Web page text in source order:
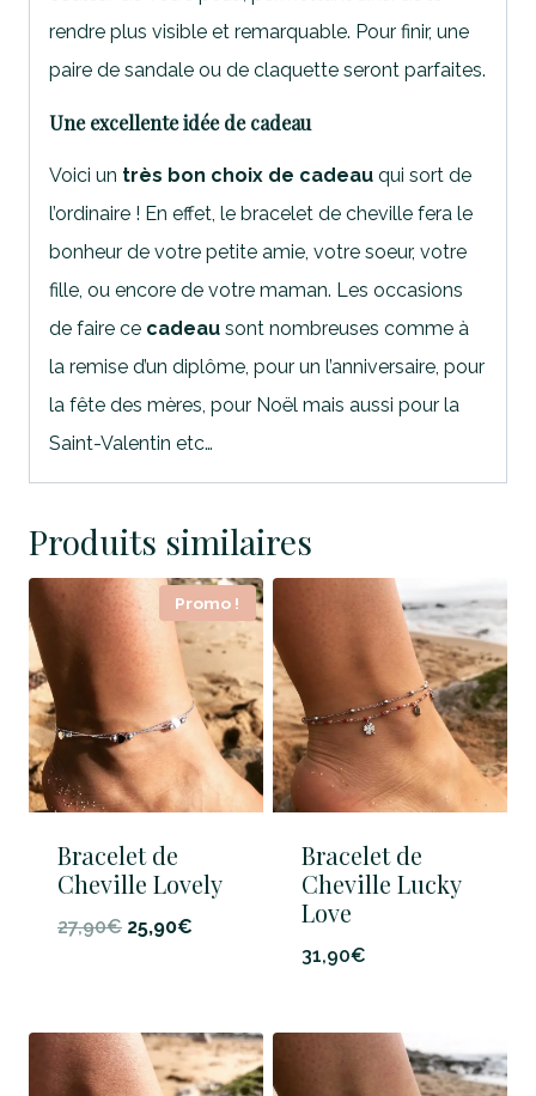
rendre plus visible et remarquable. Pour finir, une
paire de sandale ou de claquette seront parfaites.
Une excellente idée de cadeau
Voici un très bon choix de cadeau qui sort de
l’ordinaire ! En effet, le bracelet de cheville fera le
bonheur de votre petite amie, votre soeur, votre
fille, ou encore de votre maman. Les occasions
de faire ce cadeau sont nombreuses comme à
la remise d’un diplôme, pour un l’anniversaire, pour
la fête des mères, pour Noël mais aussi pour la
Saint-Valentin etc…
Produits similaires
Promo !
Bracelet de
Cheville Lovely
27,90€ Le
était :
27,90€.
25,90€
est :
25,90€.
Bracelet de
Cheville Lucky
Love
31,90€